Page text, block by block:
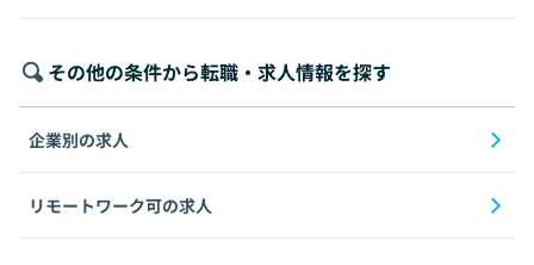
その他の条件から転職・求人情報を探す
企業別の求人
リモートワーク可の求人